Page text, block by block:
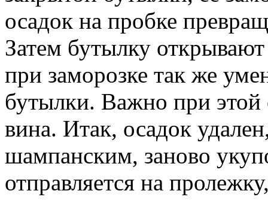
осадок на пробке
Затем бутылку
при заморозке так же
бутылки. Важно при этой
вина. Итак, осадок
шампанским, заново
отправляется на